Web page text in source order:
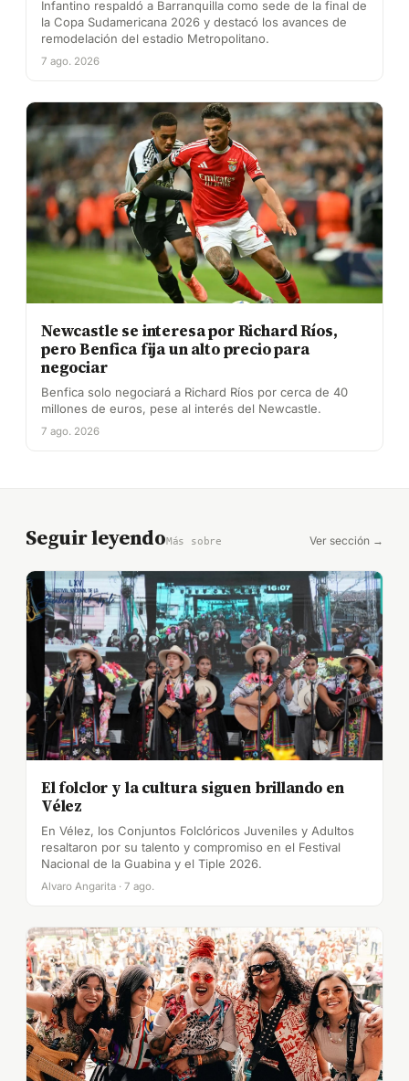
Infantino respaldó a Barranquilla como sede de la final de
la Copa Sudamericana 2026 y destacó los avances de
remodelación del estadio Metropolitano.
7 ago. 2026
Newcastle se interesa por Richard Ríos,
pero Benfica fija un alto precio para
negociar
Benfica solo negociará a Richard Ríos por cerca de 40
millones de euros, pese al interés del Newcastle.
7 ago. 2026
Seguir leyendoMás sobre Ver sección →
El folclor y la cultura siguen brillando en
Vélez
En Vélez, los Conjuntos Folclóricos Juveniles y Adultos
resaltaron por su talento y compromiso en el Festival
Nacional de la Guabina y el Tiple 2026.
Alvaro Angarita · 7 ago.